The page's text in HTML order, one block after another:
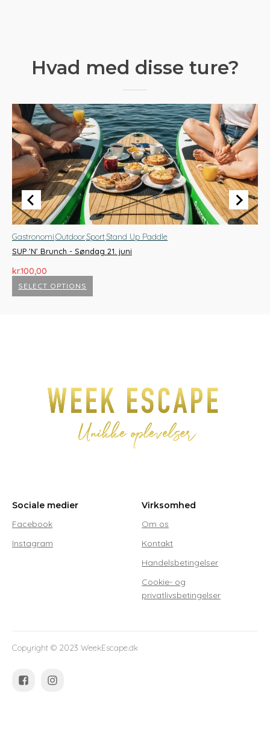
Hvad med disse ture?
SELECT OPTIONS
GastronomiOutdoorSportStand Up Paddle
SUP 'N' Brunch - Søndag 21. juni
kr.100,00
Sociale medier
Facebook
Instagram
Virksomhed
Om os
Kontakt
Handelsbetingelser
Cookie- og
privatlivsbetingelser
Copyright © 2023 WeekEscape.dk